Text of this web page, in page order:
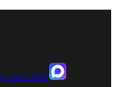
136-23-00